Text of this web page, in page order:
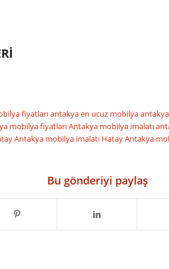
fiyatlarıantakya en ucuz mobilya
mobilya fiyatlarıAntakya mobilya imalatı
Antakya mobilya imalatı Hatay Antakya
Bu gönderiyi paylaş